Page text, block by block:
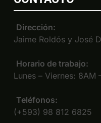
Dirección:
Jaime Roldós y José
Horario de trabajo:
Lunes – Viernes: 8AM
Teléfonos:
(+593) 98 812 6825